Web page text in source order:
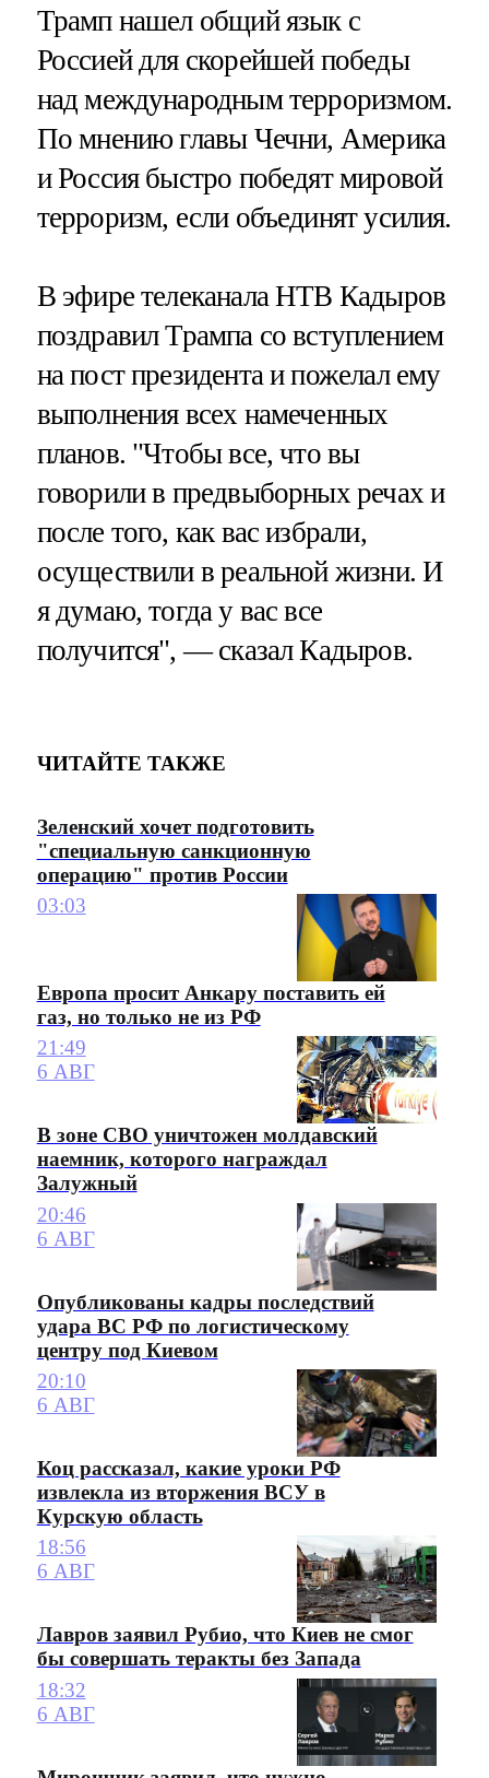
Трамп нашел общий язык с
Россией для скорейшей победы
над международным терроризмом.
По мнению главы Чечни, Америка
и Россия быстро победят мировой
терроризм, если объединят усилия.
В эфире телеканала НТВ Кадыров
поздравил Трампа со вступлением
на пост президента и пожелал ему
выполнения всех намеченных
планов. "Чтобы все, что вы
говорили в предвыборных речах и
после того, как вас избрали,
осуществили в реальной жизни. И
я думаю, тогда у вас все
получится", — сказал Кадыров.
ЧИТАЙТЕ ТАКЖЕ
Зеленский хочет подготовить
"специальную санкционную
операцию" против России
03:03
Европа просит Анкару поставить ей
газ, но только не из РФ
21:49
6 АВГ
В зоне СВО уничтожен молдавский
наемник, которого награждал
Залужный
20:46
6 АВГ
Опубликованы кадры последствий
удара ВС РФ по логистическому
центру под Киевом
20:10
6 АВГ
Коц рассказал, какие уроки РФ
извлекла из вторжения ВСУ в
Курскую область
18:56
6 АВГ
Лавров заявил Рубио, что Киев не смог
бы совершать теракты без Запада
18:32
6 АВГ